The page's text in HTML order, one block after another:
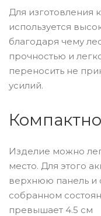
Для изготовления
используется
благодаря чему
прочностью и
переносить не
усилий.
Изделие можно
место. Для этого
верхнюю панель и
собранном
превышает 4.5 см